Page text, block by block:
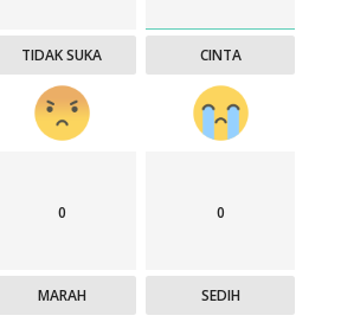
TIDAK SUKA CINTA
0
MARAH
0
SEDIH